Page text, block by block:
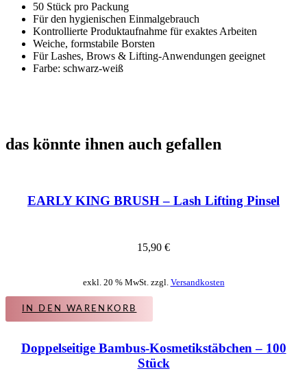
50 Stück pro Packung
Für den hygienischen Einmalgebrauch
Kontrollierte Produktaufnahme für exaktes Arbeiten
Weiche, formstabile Borsten
Für Lashes, Brows & Lifting-Anwendungen geeignet
Farbe: schwarz-weiß
das könnte ihnen auch gefallen
EARLY KING BRUSH – Lash Lifting Pinsel
15,90 €
exkl. 20 % MwSt. zzgl. Versandkosten
IN DEN WARENKORB
Doppelseitige Bambus-Kosmetikstäbchen – 100
Stück